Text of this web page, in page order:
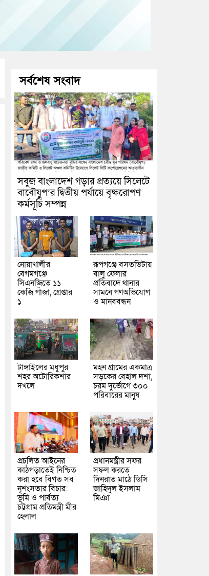
সর্বশেষ সংবাদ
সবুজ বাংলাদেশ গড়ার প্রত্যয়ে সিলেটে
বাবৌযুপ’র দ্বিতীয় পর্যায়ে বৃক্ষরোপণ
কর্মসূচি সম্পন্ন
নোয়াখালীর
বেগমগঞ্জে
সিএনজিতে ১১
কেজি গাঁজা, গ্রেপ্তার
১
রূপগঞ্জে বসতভিটায়
বালু ফেলার
প্রতিবাদে থানার
সামনে গণঅভিযোগ
ও মানববন্ধন
টাঙ্গাইলের মধুপুর
শহর অটোরিকশার
দখলে
মহন গ্রামের একমাত্র
সড়কের বেহাল দশা,
চরম দুর্ভোগে ৩০০
পরিবারের মানুষ
প্রচলিত আইনের
কাঠগড়াতেই নিশ্চিত
করা হবে বিগত সব
নৃশংসতার বিচার:
ভূমি ও পার্বত্য
চট্টগ্রাম প্রতিমন্ত্রী মীর
হেলাল
প্রধানমন্ত্রীর সফর
সফল করতে
দিনরাত মাঠে ডিসি
জাহিদুল ইসলাম
মিঞা